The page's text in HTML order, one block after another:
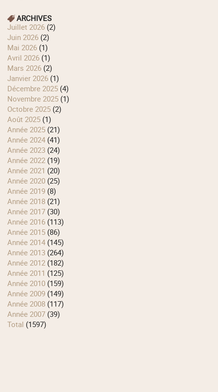
ARCHIVES
juillet 2026 (2)
juin 2026 (2)
mai 2026 (1)
avril 2026 (1)
mars 2026 (2)
janvier 2026 (1)
décembre 2025 (4)
novembre 2025 (1)
octobre 2025 (2)
août 2025 (1)
année 2025 (21)
année 2024 (41)
année 2023 (24)
année 2022 (19)
année 2021 (20)
année 2020 (25)
année 2019 (8)
année 2018 (21)
année 2017 (30)
année 2016 (113)
année 2015 (86)
année 2014 (145)
année 2013 (264)
année 2012 (182)
année 2011 (125)
année 2010 (159)
année 2009 (149)
année 2008 (117)
année 2007 (39)
total (1597)